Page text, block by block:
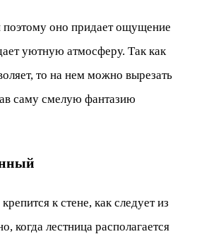
поэтому оно придает ощущение
уютную атмосферу. Так как
то на нем можно вырезать
саму смелую фантазию
к стене, как следует из
когда лестница располагается